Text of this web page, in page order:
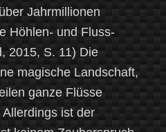
Jahrmillionen
Höhlen- und Fluss-
2015, S. 11) Die
magische Landschaft,
ganze Flüsse
ist der